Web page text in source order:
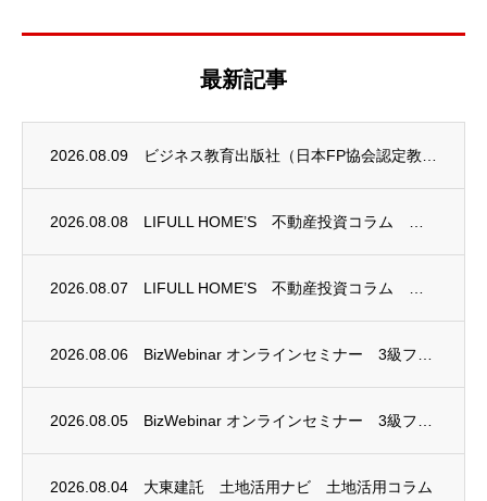
最新記事
2026.08.09
2026.08.08
2026.08.07
2026.08.06
2026.08.05
2026.08.04 大東建託 土地活用ナビ 土地活用コラム